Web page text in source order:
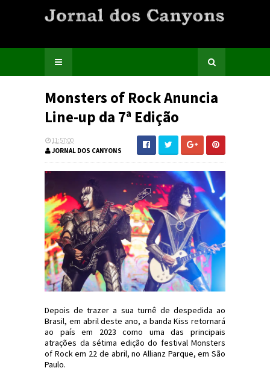
Monsters of Rock Anuncia
Line-up da 7ª Edição
11:57:00
JORNAL DOS CANYONS
Depois de trazer a sua turnê de despedida ao
Brasil, em abril deste ano, a banda Kiss retornará
ao país em 2023 como uma das principais
atrações da sétima edição do festival Monsters
of Rock em 22 de abril, no Allianz Parque, em São
Paulo.